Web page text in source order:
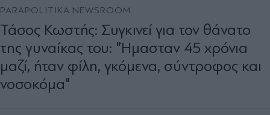
PARAPOLITIKA NEWSROOM
Τάσος Κωστής: Συγκινεί για τον θάνατο
της γυναίκας του: "Ήμασταν 45 χρόνια
μαζί, ήταν φίλη, γκόμενα, σύντροφος και
νοσοκόμα"